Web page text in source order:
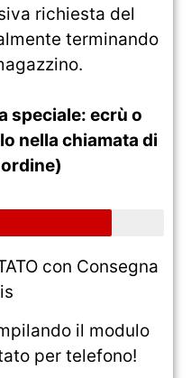
richiesta del
terminando
speciale: ecrù o
nella chiamata di
con Consegna
il modulo
per telefono!